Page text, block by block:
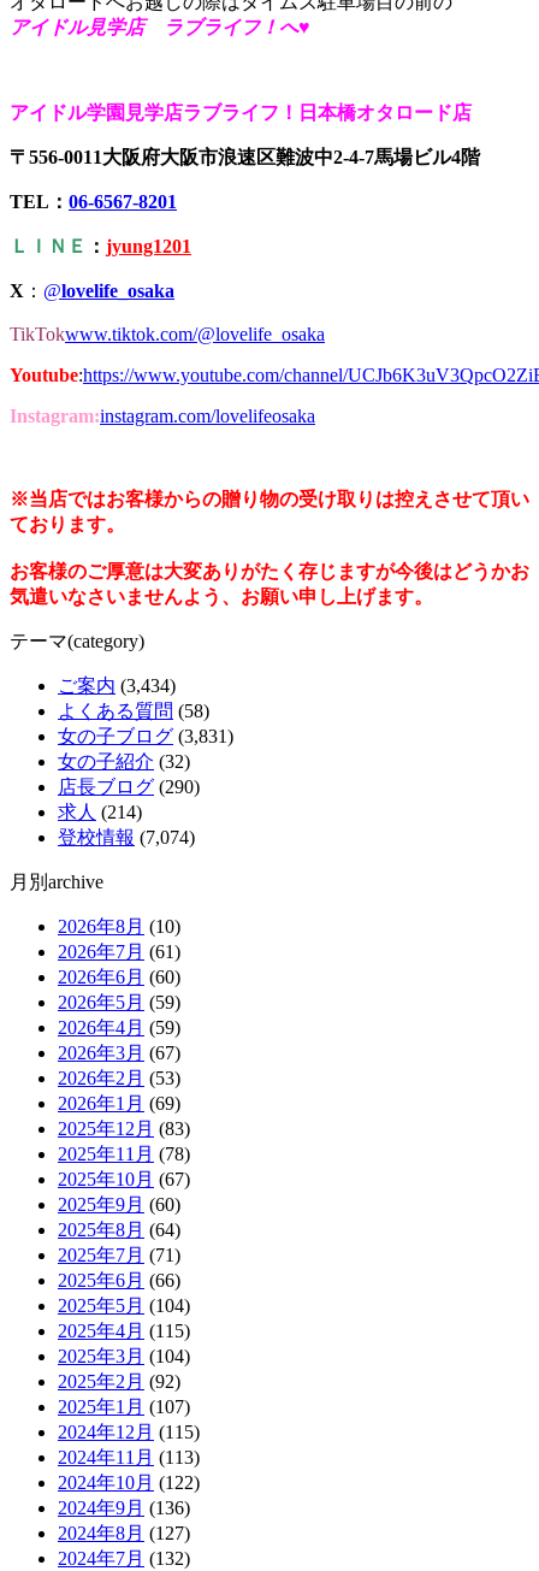
アイドル見学店 ラブライフ！へ♥
アイドル学園見学店ラブライフ！日本橋オタロード店
〒556-0011大阪府大阪市浪速区難波中2-4-7馬場ビル4階
TEL： 06-6567-8201
ＬＩＮＥ ： jyung1201
X ： @lovelife_osaka
TikTokwww.tiktok.com/@lovelife_osaka
Youtube:https://www.youtube.com/channel/
Instagram:instagram.com/lovelifeosaka
※当店ではお客様からの贈り物の受け取りは控えさせて頂い
ております。
お客様のご厚意は大変ありがたく存じますが今後はどうかお
気遣いなさいませんよう、お願い申し上げます。
テーマ(category)
ご案内 (3,434)
よくある質問 (58)
女の子ブログ (3,831)
女の子紹介 (32)
店長ブログ (290)
求人 (214)
登校情報 (7,074)
月別archive
2026年8月 (10)
2026年7月 (61)
2026年6月 (60)
2026年5月 (59)
2026年4月 (59)
2026年3月 (67)
2026年2月 (53)
2026年1月 (69)
2025年12月 (83)
2025年11月 (78)
2025年10月 (67)
2025年9月 (60)
2025年8月 (64)
2025年7月 (71)
2025年6月 (66)
2025年5月 (104)
2025年4月 (115)
2025年3月 (104)
2025年2月 (92)
2025年1月 (107)
2024年12月 (115)
2024年11月 (113)
2024年10月 (122)
2024年9月 (136)
2024年8月 (127)
2024年7月 (132)